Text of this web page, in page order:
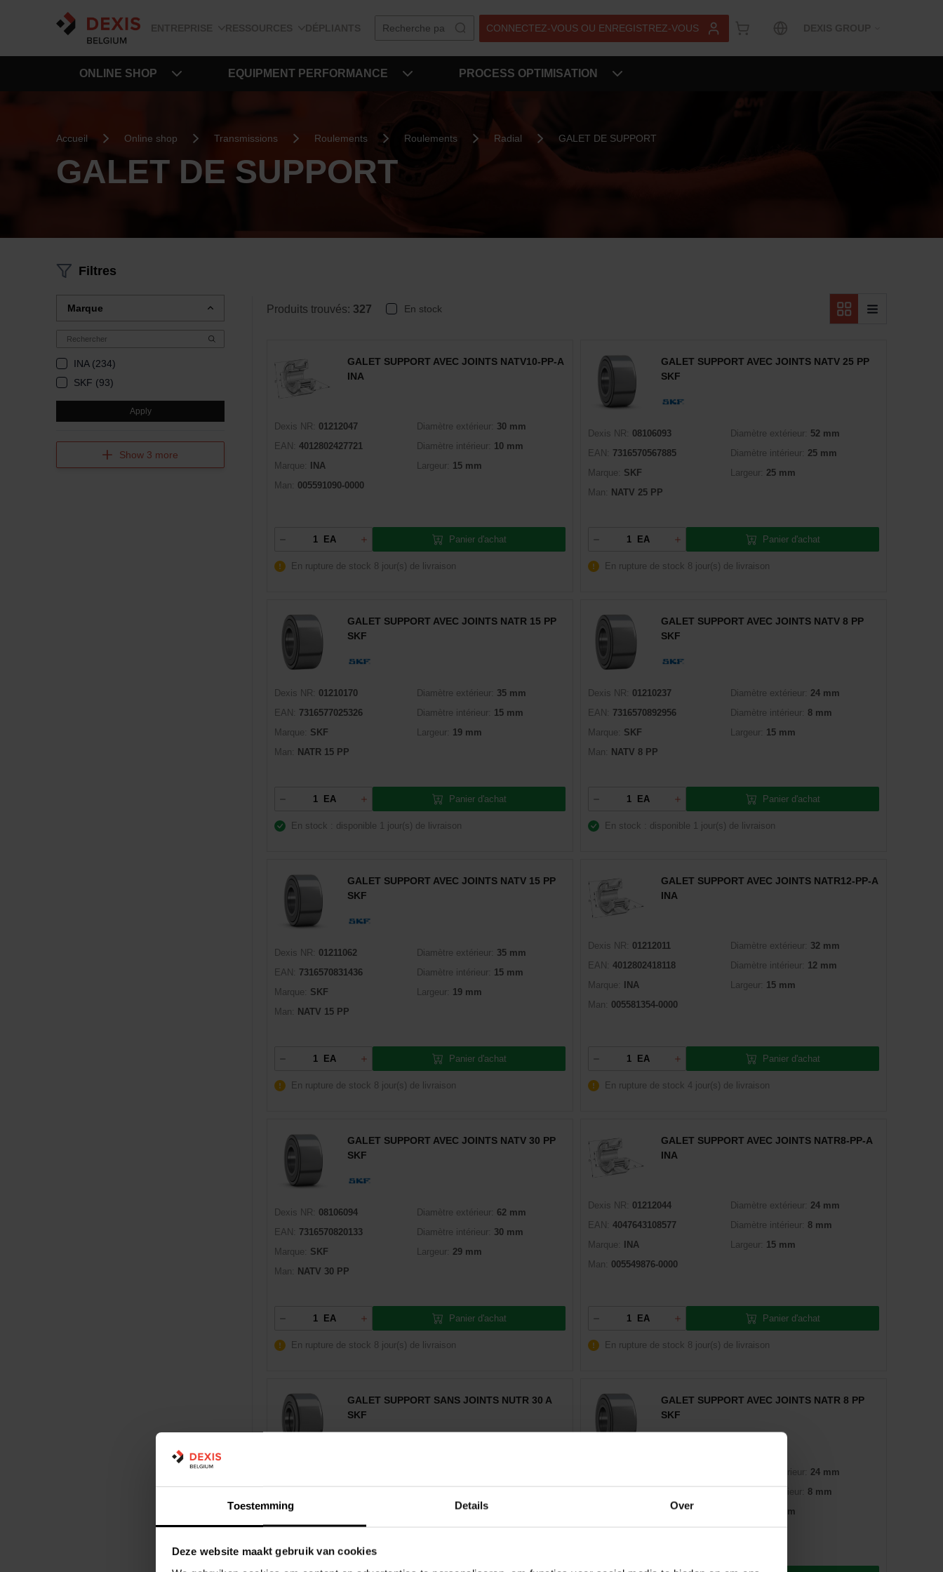
Toestemming Details Over
Deze website maakt gebruik van cookies
ENTREPRISE RESSOURCES DÉPLIANTS CONNECTEZ-VOUS OU ENREGISTREZ-VOUS DEXIS GROUP
ONLINE SHOP EQUIPMENT PERFORMANCE PROCESS OPTIMISATION
Accueil Online shop Transmissions Roulements Roulements Radial GALET DE SUPPORT
GALET DE SUPPORT
Filtres
Marque
INA (234)
SKF (93)
Apply
Show 3 more
Produits trouvés: 327 En stock
GALET SUPPORT AVEC JOINTS NATV10-PP-A
INA
Dexis NR:
01212047
EAN:
4012802427721
Marque:
INA
Man:
005591090-0000
Diamètre extérieur: 30 mm
Diamètre intérieur: 10 mm
Largeur: 15 mm
EA Panier d'achat
En rupture de stock 8 jour(s) de livraison
GALET SUPPORT AVEC JOINTS NATV 25 PP
SKF
Dexis NR:
08106093
EAN:
7316570567885
Marque:
SKF
Man:
NATV 25 PP
Diamètre extérieur: 52 mm
Diamètre intérieur: 25 mm
Largeur: 25 mm
EA Panier d'achat
En rupture de stock 8 jour(s) de livraison
GALET SUPPORT AVEC JOINTS NATR 15 PP
SKF
Dexis NR:
01210170
EAN:
7316577025326
Marque:
SKF
Man:
NATR 15 PP
Diamètre extérieur: 35 mm
Diamètre intérieur: 15 mm
Largeur: 19 mm
EA Panier d'achat
En stock : disponible 1 jour(s) de livraison
GALET SUPPORT AVEC JOINTS NATV 8 PP
SKF
Dexis NR:
01210237
EAN:
7316570892956
Marque:
SKF
Man:
NATV 8 PP
Diamètre extérieur: 24 mm
Diamètre intérieur: 8 mm
Largeur: 15 mm
EA Panier d'achat
En stock : disponible 1 jour(s) de livraison
GALET SUPPORT AVEC JOINTS NATV 15 PP
SKF
Dexis NR:
01211062
EAN:
7316570831436
Marque:
SKF
Man:
NATV 15 PP
Diamètre extérieur: 35 mm
Diamètre intérieur: 15 mm
Largeur: 19 mm
EA Panier d'achat
En rupture de stock 8 jour(s) de livraison
GALET SUPPORT AVEC JOINTS NATR12-PP-A
INA
Dexis NR:
01212011
EAN:
4012802418118
Marque:
INA
Man:
005581354-0000
Diamètre extérieur: 32 mm
Diamètre intérieur: 12 mm
Largeur: 15 mm
EA Panier d'achat
En rupture de stock 4 jour(s) de livraison
GALET SUPPORT AVEC JOINTS NATV 30 PP
SKF
Dexis NR:
08106094
EAN:
7316570820133
Marque:
SKF
Man:
NATV 30 PP
Diamètre extérieur: 62 mm
Diamètre intérieur: 30 mm
Largeur: 29 mm
EA Panier d'achat
En rupture de stock 8 jour(s) de livraison
GALET SUPPORT AVEC JOINTS NATR8-PP-A
INA
Dexis NR:
01212044
EAN:
4047643108577
Marque:
INA
Man:
005549876-0000
Diamètre extérieur: 24 mm
Diamètre intérieur: 8 mm
Largeur: 15 mm
EA Panier d'achat
En rupture de stock 8 jour(s) de livraison
GALET SUPPORT SANS JOINTS NUTR 30 A
SKF
Marque:
Man: NUTR 30 A
29 mm
GALET SUPPORT AVEC JOINTS NATR 8 PP
SKF
Man: NATR 8 PP
Diamètre extérieur: 24 mm
Diamètre intérieur: 8 mm
15 mm